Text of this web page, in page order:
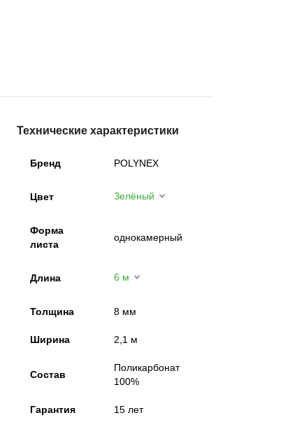
Технические характеристики
Бренд POLYNEX
Цвет Зелёный
Форма
листа
однокамерный
Длина 6 м
Толщина 8 мм
Ширина 2,1 м
Состав
Поликарбонат
100%
Гарантия 15 лет